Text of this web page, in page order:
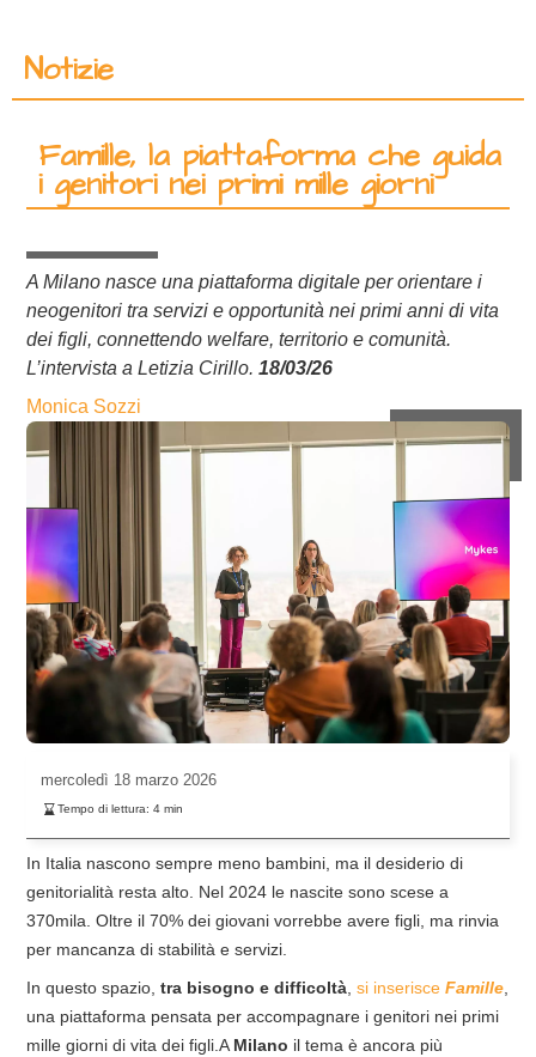
Notizie
Famille, la piattaforma che guida
i genitori nei primi mille giorni
A Milano nasce una piattaforma digitale per orientare i
neogenitori tra servizi e opportunità nei primi anni di vita
dei figli, connettendo welfare, territorio e comunità.
L’intervista a Letizia Cirillo. 18/03/26
Monica Sozzi
mercoledì 18 marzo 2026
Tempo di lettura:4 min
In Italia nascono sempre meno bambini, ma il desiderio di
genitorialità resta alto. Nel 2024 le nascite sono scese a
370mila. Oltre il 70% dei giovani vorrebbe avere figli, ma rinvia
per mancanza di stabilità e servizi.
In questo spazio, tra bisogno e difficoltà si inserisce Famille
una piattaforma pensata per accompagnare i genitori nei primi
mille giorni di vita dei figli.A Milano il tema è ancora più